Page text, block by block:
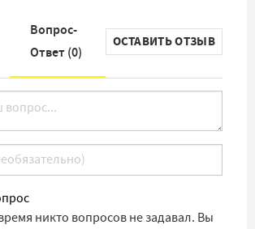
Вопрос-
Ответ (0)
ОСТАВИТЬ ОТЗЫВ
никто вопросов не задавал. Вы